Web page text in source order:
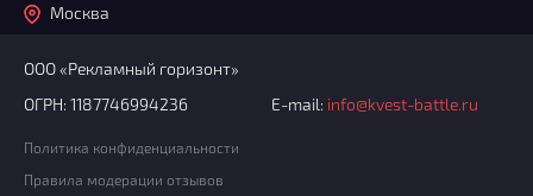
Москва
ООО «Рекламный горизонт»
ОГРН: 1187746994236
E-mail: info@kvest-battle.ru
Политика конфиденциальности
Правила модерации отзывов